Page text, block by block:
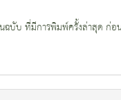
บ ที่มีการพิมพ์ครั้งล่าสุด ก่อน